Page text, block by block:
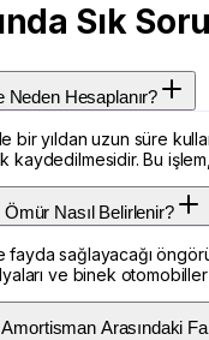
Sık
Neden Hesaplanır?
yıldan uzun süre
kaydedilmesidir. Bu
Nasıl Belirlenir?
fayda sağlayacağı
ve binek otomobiller
Arasındaki